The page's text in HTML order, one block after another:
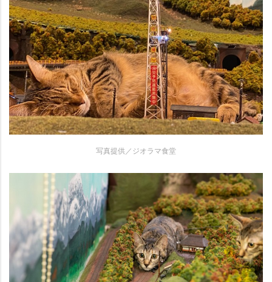
写真提供／ジオラマ食堂